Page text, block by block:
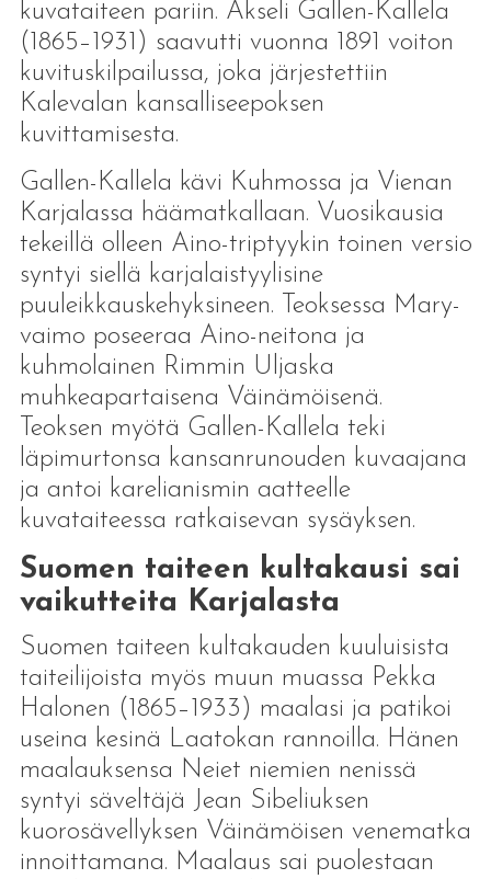
kuvataiteen pariin. Akseli Gallen-Kallela
(1865–1931) saavutti vuonna 1891 voiton
kuvituskilpailussa, joka järjestettiin
Kalevalan kansalliseepoksen
kuvittamisesta.
Gallen-Kallela kävi Kuhmossa ja Vienan
Karjalassa häämatkallaan. Vuosikausia
tekeillä olleen Aino-triptyykin toinen versio
syntyi siellä karjalaistyylisine
puuleikkauskehyksineen. Teoksessa Mary-
vaimo poseeraa Aino-neitona ja
kuhmolainen Rimmin Uljaska
muhkeapartaisena Väinämöisenä.
Teoksen myötä Gallen-Kallela teki
läpimurtonsa kansanrunouden kuvaajana
ja antoi karelianismin aatteelle
kuvataiteessa ratkaisevan sysäyksen.
Suomen taiteen kultakausi sai
vaikutteita Karjalasta
Suomen taiteen kultakauden kuuluisista
taiteilijoista myös muun muassa Pekka
Halonen (1865–1933) maalasi ja patikoi
useina kesinä Laatokan rannoilla. Hänen
maalauksensa Neiet niemien nenissä
syntyi säveltäjä Jean Sibeliuksen
kuorosävellyksen Väinämöisen venematka
innoittamana. Maalaus sai puolestaan